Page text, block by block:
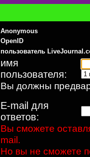
Anonymous
OpenID
пользователь
имя
пользователя:
Вы должны
E-mail для
ответов:
Вы сможете
mail.
Но вы не сможете